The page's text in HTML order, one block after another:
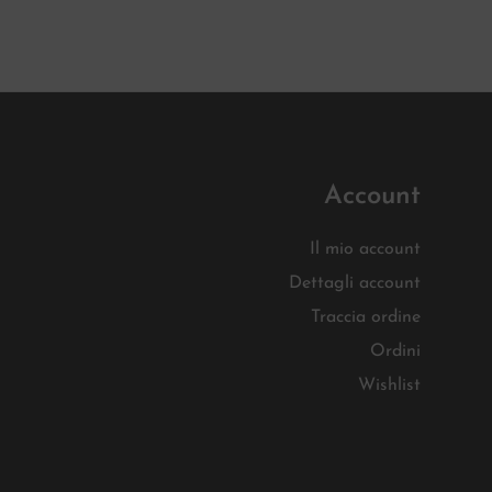
Account
Il mio account
Dettagli account
Traccia ordine
Ordini
Wishlist